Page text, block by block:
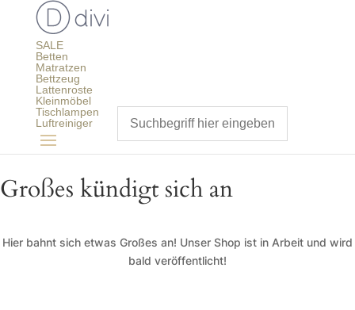
SALE
Betten
Matratzen
Bettzeug
Lattenroste
Kleinmöbel
Tischlampen
Luftreiniger
Großes kündigt sich an
Hier bahnt sich etwas Großes an! Unser Shop ist in Arbeit und wird
bald veröffentlicht!